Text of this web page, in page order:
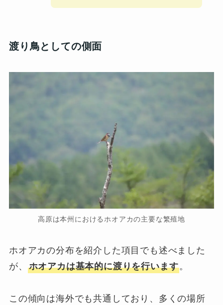
渡り鳥としての側面
高原は本州におけるホオアカの主要な繁殖地
ホオアカの分布を紹介した項目でも述べました
が、 ホオアカは基本的に渡りを行います。
この傾向は海外でも共通しており、多くの場所